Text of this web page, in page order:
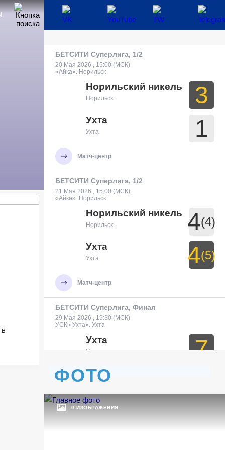
БЕТСИТИ Суперлига, 1/2
20 Мая 2026 , 15:00 (МСК)
«Айка». Норильск
Норильский никель
Норильск 3
Ухта
Ухта 1
Матч-центр
БЕТСИТИ Суперлига, 1/2
21 Мая 2026 , 15:00 (МСК)
«Айка». Норильск
Норильский никель
Норильск 4(4)
Ухта
Ухта 4(5)
Матч-центр
БЕТСИТИ Суперлига, Финал
29 Мая 2026 , 19:30 (МСК)
УСК «Ухта». Ухта
Ухта
Ухта 7
Тюмень
Матч-центр
ФОТО
0 ИЗОБРАЖЕНИЯ